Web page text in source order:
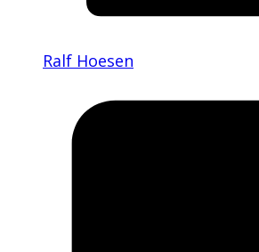
Ralf Hoesen